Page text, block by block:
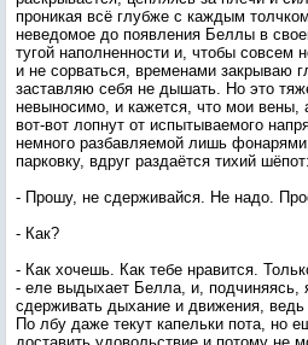
проникая всё глубже с каждым
неведомое до появления Беллы в
тугой наполненности и, чтобы совсем
и не сорваться, временами закрываю
заставляю себя не дышать. Но это
невыносимо, и кажется, что мои вены,
вот-вот лопнут от испытываемого
немного разбавляемой лишь
парковку, вдруг раздаётся тихий шёпот:
- Прошу, не сдерживайся. Не надо.
- Как?
- Как хочешь. Как тебе нравится.
- еле выдыхает Белла, и, подчиняясь,
сдерживать дыхание и движения,
По лбу даже текут капельки пота, но